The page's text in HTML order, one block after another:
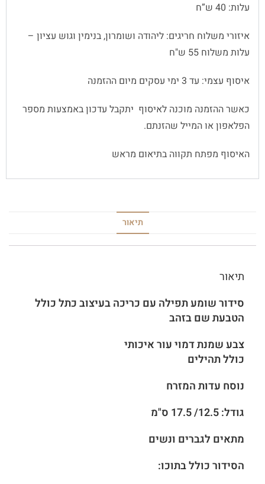
עלות: 40 ש”ח
איזורי משלוח חריגים: ליהודה ושומרון, בנימין וגוש עציון –
עלות משלוח 55 ש"ח
איסוף עצמי: עד 3 ימי עסקים מיום ההזמנה
כאשר ההזמנה מוכנה לאיסוף יתקבל עדכון באמצעות מספר
הפלאפון או המייל שהזנתם.
האיסוף מפתח תקווה בתיאום מראש
תיאור
תיאור
סידור שומע תפילה עם כריכה בעיצוב כתל כולל
הטבעת שם בזהב
צבע שמנת דמוי עור איכותי
כולל תהילים
נוסח עדות המזרח
גודל: 12.5/ 17.5 ס"מ
מתאים לגברים ונשים
הסידור כולל בתוכו: